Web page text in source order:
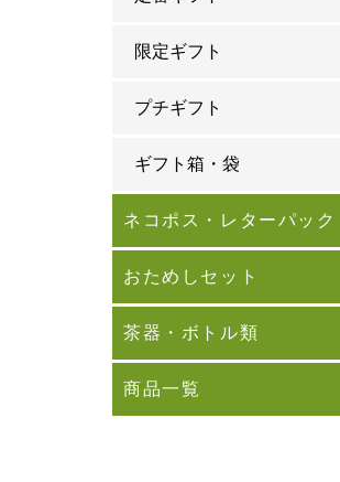
限定ギフト
プチギフト
ギフト箱・袋
ネコポス・レターパック
おためしセット
茶器・ボトル類
商品一覧